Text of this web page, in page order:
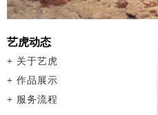
艺虎动态
+ 关于艺虎
+ 作品展示
+ 服务流程